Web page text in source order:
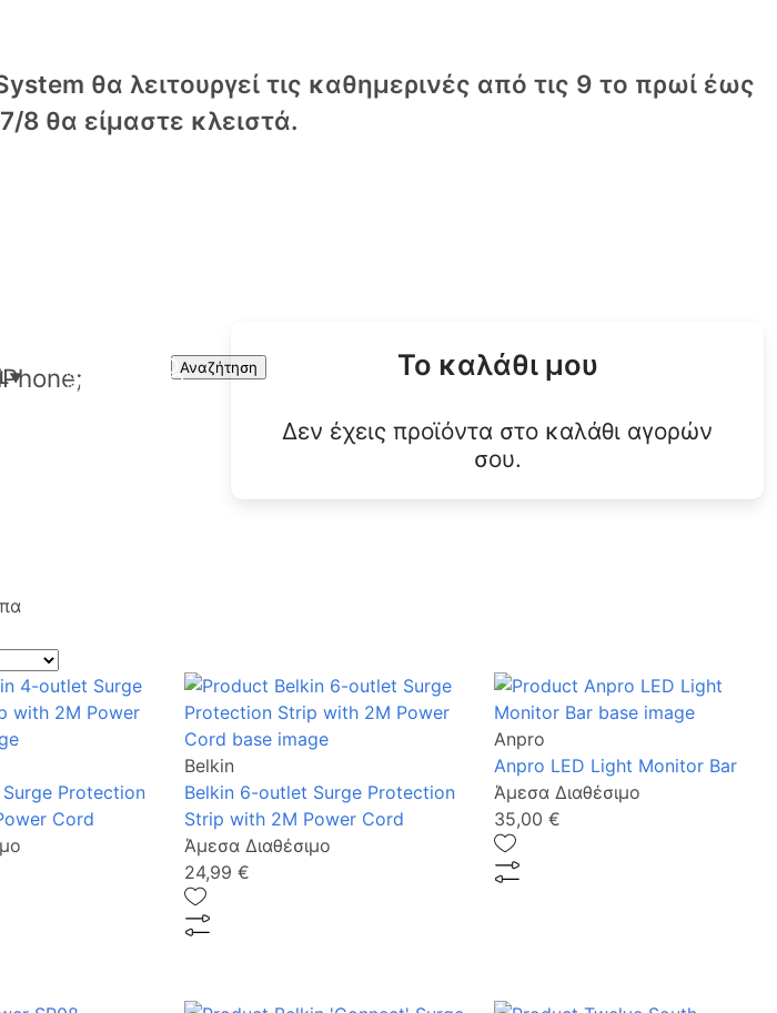
θα λειτουργεί τις καθημερινές από τις 9 το πρωί έως
8 θα είμαστε κλειστά.
Αναζήτηση
▼ Το καλάθι μου
Δεν έχεις προϊόντα στο καλάθι αγορών
σου.
Protection
Cord
Belkin
Belkin 6-outlet Surge Protection
Strip with 2M Power Cord
Άμεσα Διαθέσιμο
24,99 €
Anpro
Anpro LED Light Monitor Bar
Άμεσα Διαθέσιμο
35,00 €